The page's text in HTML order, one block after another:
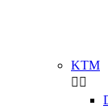
KTM
 